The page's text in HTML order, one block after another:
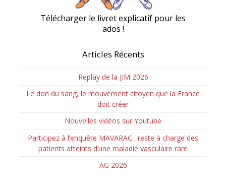
Télécharger le livret explicatif pour les
ados !
Articles Récents
Replay de la JIM 2026
Le don du sang, le mouvement citoyen que la France
doit créer
Nouvelles vidéos sur Youtube
Participez à l’enquête MAVARAC : reste à charge des
patients atteints d’une maladie vasculaire rare
AG 2026